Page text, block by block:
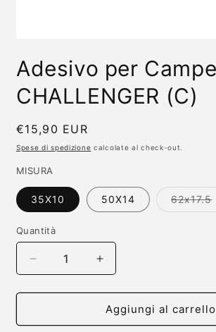
multimediali
1
in
finestra
modale
Adesivo per
CHALLENGER (C)
Prezzo
di
€15,90 EUR
Spese di spedizione calcolate al check-out.
MISURA
35X10 50X14 62x17.5
Quantità
Quantità
Diminuisci
quantità
per
per
Aumenta
quantità
per
Adesivo
per
Aggiungi al carrello